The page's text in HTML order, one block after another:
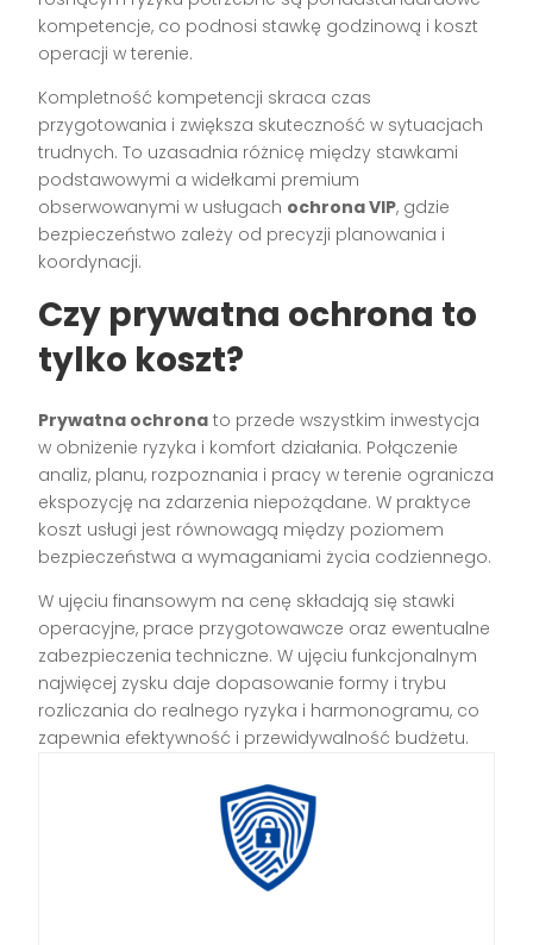
kompetencje, co podnosi stawkę godzinową i koszt
operacji w terenie.
Kompletność kompetencji skraca czas
przygotowania i zwiększa skuteczność w sytuacjach
trudnych. To uzasadnia różnicę między stawkami
podstawowymi a widełkami premium
obserwowanymi w usługach ochrona VIP, gdzie
bezpieczeństwo zależy od precyzji planowania i
koordynacji.
Czy prywatna ochrona to
tylko koszt?
Prywatna ochrona to przede wszystkim inwestycja
w obniżenie ryzyka i komfort działania. Połączenie
analiz, planu, rozpoznania i pracy w terenie ogranicza
ekspozycję na zdarzenia niepożądane. W praktyce
koszt usługi jest równowagą między poziomem
bezpieczeństwa a wymaganiami życia codziennego.
W ujęciu finansowym na cenę składają się stawki
operacyjne, prace przygotowawcze oraz ewentualne
zabezpieczenia techniczne. W ujęciu funkcjonalnym
najwięcej zysku daje dopasowanie formy i trybu
rozliczania do realnego ryzyka i harmonogramu, co
zapewnia efektywność i przewidywalność budżetu.